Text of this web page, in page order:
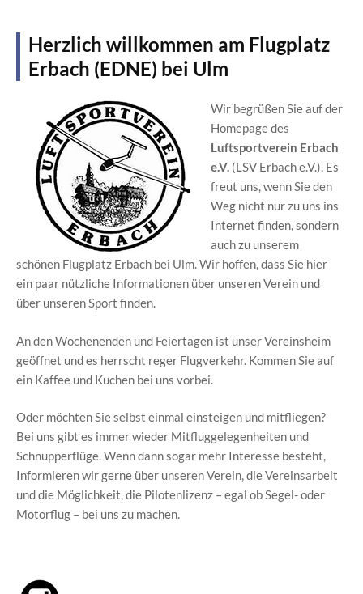
Herzlich willkommen am Flugplatz
Erbach (EDNE) bei Ulm
Wir begrüßen Sie auf der
Homepage des
Luftsportverein Erbach
e.V. (LSV Erbach e.V.). Es
freut uns, wenn Sie den
Weg nicht nur zu uns ins
Internet finden, sondern
auch zu unserem
schönen Flugplatz Erbach bei Ulm. Wir hoffen, dass Sie hier
ein paar nützliche Informationen über unseren Verein und
über unseren Sport finden.
An den Wochenenden und Feiertagen ist unser Vereinsheim
geöffnet und es herrscht reger Flugverkehr. Kommen Sie auf
ein Kaffee und Kuchen bei uns vorbei.
Oder möchten Sie selbst einmal einsteigen und mitfliegen?
Bei uns gibt es immer wieder Mitfluggelegenheiten und
Schnupperflüge. Wenn dann sogar mehr Interesse besteht,
Informieren wir gerne über unseren Verein, die Vereinsarbeit
und die Möglichkeit, die Pilotenlizenz – egal ob Segel- oder
Motorflug – bei uns zu machen.